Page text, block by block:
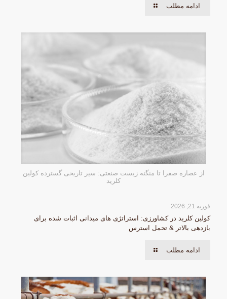
ادامه مطلب
از عصاره صفرا تا منگنه زیست صنعتی: سیر تاریخی گسترده کولین
کلرید
فوریه 21, 2026
کولین کلرید در کشاورزی: استراتژی های میدانی اثبات شده برای
بازدهی بالاتر & تحمل استرس
ادامه مطلب